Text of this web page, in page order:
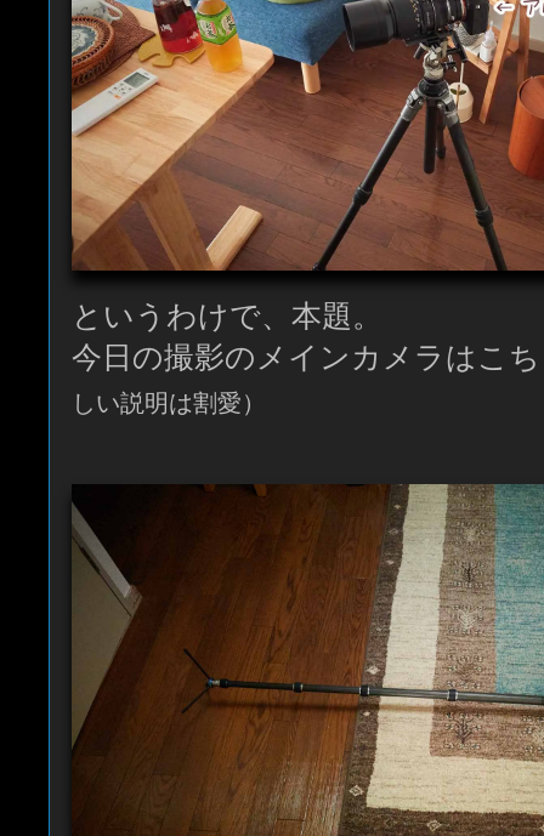
というわけで、本題。
今日の撮影のメインカメラはこ
しい説明は割愛）